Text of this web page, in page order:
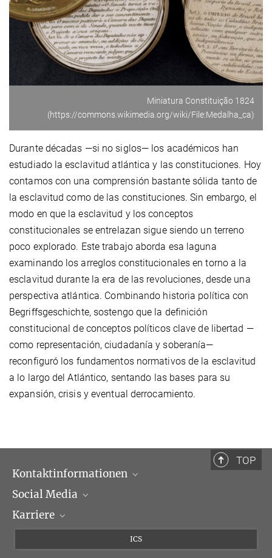
Miniatura Constituição 1824
(https://commons.wikimedia.org/wiki/File:Medalha_ca)
Durante décadas —si no siglos— los académicos han
estudiado la esclavitud atlántica y las constituciones. Hoy
contamos con una comprensión bastante sólida tanto de
la esclavitud como de las constituciones. Sin embargo, el
modo en que la esclavitud y los conceptos
constitucionales se entrelazan sigue siendo un terreno
poco explorado. Este trabajo aborda esa laguna
examinando los arreglos constitucionales en torno a la
esclavitud durante la era de las revoluciones, desde una
perspectiva atlántica. Combinando historia política con
Begriffsgeschichte, sostengo que la definición
constitucional de conceptos políticos clave de libertad —
como representación, ciudadanía y soberanía—
reconfiguró los fundamentos normativos de la esclavitud
a lo largo del Atlántico, sentando las bases para su
expansión, crisis y eventual derrocamiento.
TOP
Kontaktinformationen
Öffnungszeiten & Anfahrt
Ansprechpartner*innen
Social Media
LinkedIn
Karriere
ICS